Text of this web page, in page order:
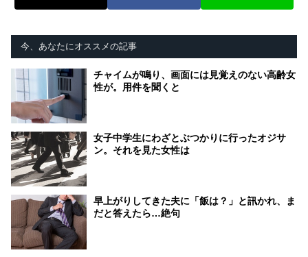
今、あなたにオススメの記事
チャイムが鳴り、画面には見覚えのない高齢女
性が。用件を聞くと
女子中学生にわざとぶつかりに行ったオジサ
ン。それを見た女性は
早上がりしてきた夫に「飯は？」と訊かれ、ま
だと答えたら…絶句